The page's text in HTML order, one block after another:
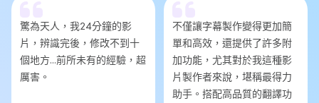
驚為天人，我24分鐘的影
片，辨識完後，修改不到十
個地方...前所未有的經驗，超
厲害。
不僅讓字幕製作變得更加簡
單和高效，還提供了許多附
加功能，尤其對於我這種影
片製作者來說，堪稱最得力
助手。搭配高品質的翻譯功